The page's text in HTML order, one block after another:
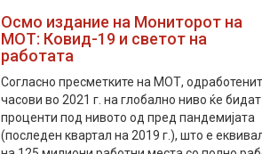
Осмо издание на Мониторот на
МОТ: Ковид-19 и светот на
работата
Согласно пресметките на МОТ,
часови во 2021 г. на глобално ниво ќе бидат
проценти под нивото од пред пандемијата
(последен квартал на 2019 г.), што е